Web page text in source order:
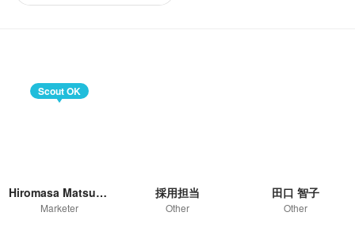
Scout OK
Hiromasa Matsumiya
Marketer
採用担当
Other
田口 智子
Other